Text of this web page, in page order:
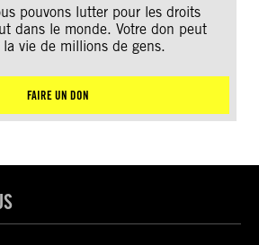
pouvons lutter pour les droits
dans le monde. Votre don peut
la vie de millions de gens.
FAIRE UN DON